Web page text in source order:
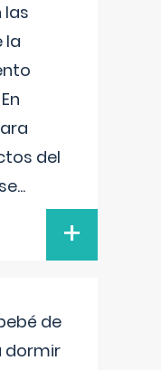
las
la
del
...
+
de
dormir